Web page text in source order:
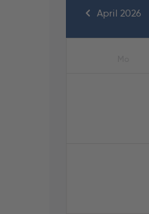
April 2026